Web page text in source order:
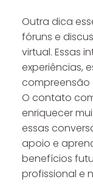
Outra dica
fóruns e
virtual. Essas
experiências,
compreensão
O contato
enriquecer
essas
apoio e
benefícios
profissional e